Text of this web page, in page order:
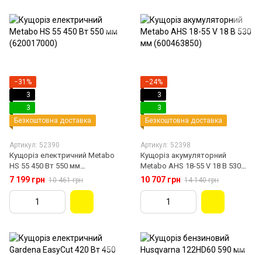
−31%
3
3
Безкоштовна доставка
Артикул: 52390
Кущоріз електричний Metabo
HS 55 450 Вт 550 мм
(620017000)
7 199 грн 10 461 грн
−24%
3
3
Безкоштовна доставка
Артикул: 52398
Кущоріз акумуляторний
Metabo AHS 18-55 V 18 В 530
мм (600463850)
10 707 грн 14 140 грн